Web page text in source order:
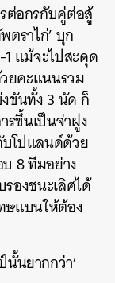
ต่อกรกับคู่ต่อสู้
ตราไก่’ บุก
1 แม้จะไปสะดุด
ยคะแนนรวม
ขันทั้ง 3 นัด ก็
รขึ้นเป็นจ่าฝูง
โปแลนด์ด้วย
8 ทีมอย่าง
องชนะเลิศได้
ษแบนให้ต้อง
นยากกว่า’